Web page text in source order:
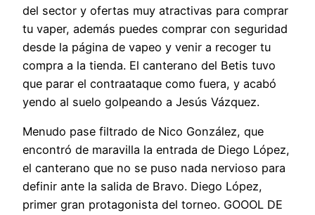
del sector y ofertas muy atractivas para comprar
tu vaper, además puedes comprar con seguridad
desde la página de vapeo y venir a recoger tu
compra a la tienda. El canterano del Betis tuvo
que parar el contraataque como fuera, y acabó
yendo al suelo golpeando a Jesús Vázquez.
Menudo pase filtrado de Nico González, que
encontró de maravilla la entrada de Diego López,
el canterano que no se puso nada nervioso para
definir ante la salida de Bravo. Diego López,
primer gran protagonista del torneo. GOOOL DE